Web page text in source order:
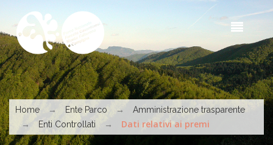
You are here
Home → Ente Parco → Amministrazione trasparente
→ Enti Controllati → Dati relativi ai premi